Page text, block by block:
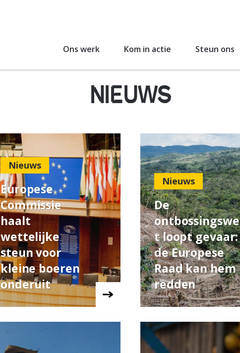
Ons werk Kom in actie Steun ons
NIEUWS
Nieuws
Europese
Commissie
haalt
wettelijke
steun voor
kleine boeren
onderuit
Nieuws
De
ontbossingswe
t loopt gevaar:
de Europese
Raad kan hem
redden